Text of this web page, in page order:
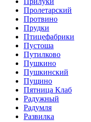
Пролетарский
Протвино
Прудки
Птицефабрики
Пустоша
Путилково
Пушкино
Пушкинский
Пущино
Пятница Клаб
Радужный
Радумля
Развилка